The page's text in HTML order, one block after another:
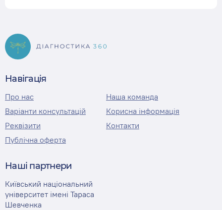
Навігація
Про нас
Наша команда
Варіанти консультацій
Корисна інформація
Реквізити
Контакти
Публічна оферта
Наші партнери
Київський національний
університет імені Тараса
Шевченка